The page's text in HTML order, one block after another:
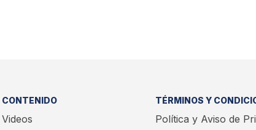
CONTENIDO
Videos
TÉRMINOS Y
Política y Aviso de